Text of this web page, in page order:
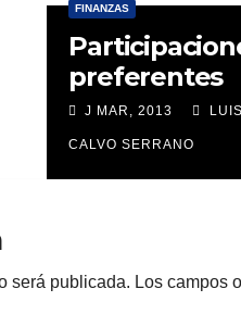
FINANZAS
preferentes
¿Quiénes
responsables?
J MAR, 2013
CALVO SERRANO
será publicada. Los campos